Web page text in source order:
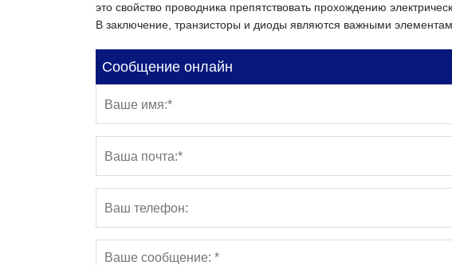
этосвойствопроводника препятствоватьпрохождению
Взаключение, транзисторы и диоды являются важными
Сообщение онлайн